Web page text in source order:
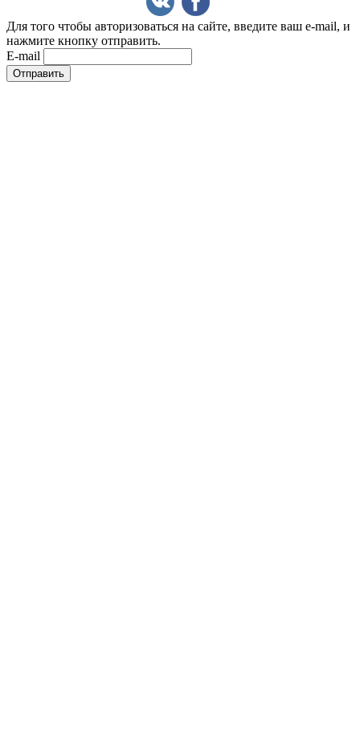
Для того чтобы авторизоваться на сайте, введите ваш e-mail, и
нажмите кнопку отправить.
E-mail
Отправить